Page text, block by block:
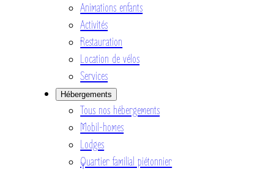
Animations enfants
Activités
Restauration
Location de vélos
Services
Hébergements
Tous nos hébergements
Mobil-homes
Lodges
Quartier familial piétonnier